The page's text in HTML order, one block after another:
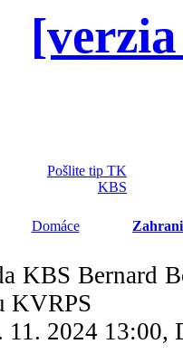
Pošlite tip TK
KBS
Domáce
KBS Bernard
KVRPS
11. 2024 13:00,